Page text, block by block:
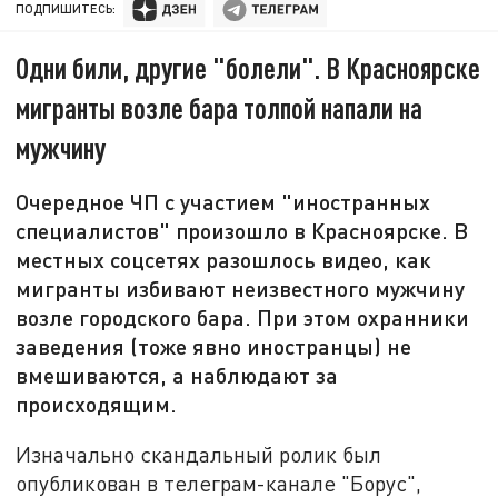
ПОДПИШИТЕСЬ:
Одни били, другие "болели". В Красноярске
мигранты возле бара толпой напали на
мужчину
Очередное ЧП с участием "иностранных
специалистов" произошло в Красноярске. В
местных соцсетях разошлось видео, как
мигранты избивают неизвестного мужчину
возле городского бара. При этом охранники
заведения (тоже явно иностранцы) не
вмешиваются, а наблюдают за
происходящим.
Изначально скандальный ролик был
опубликован в телеграм-канале "Борус",